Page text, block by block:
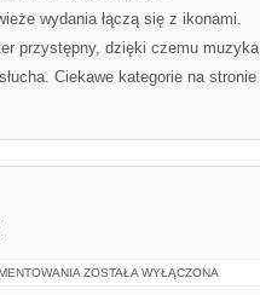
wydania łączą się z ikonami.
przystępny, dzięki czemu muzyka
Ciekawe kategorie na stronie
CHOROBY
ZOSTAŁA WYŁĄCZONA